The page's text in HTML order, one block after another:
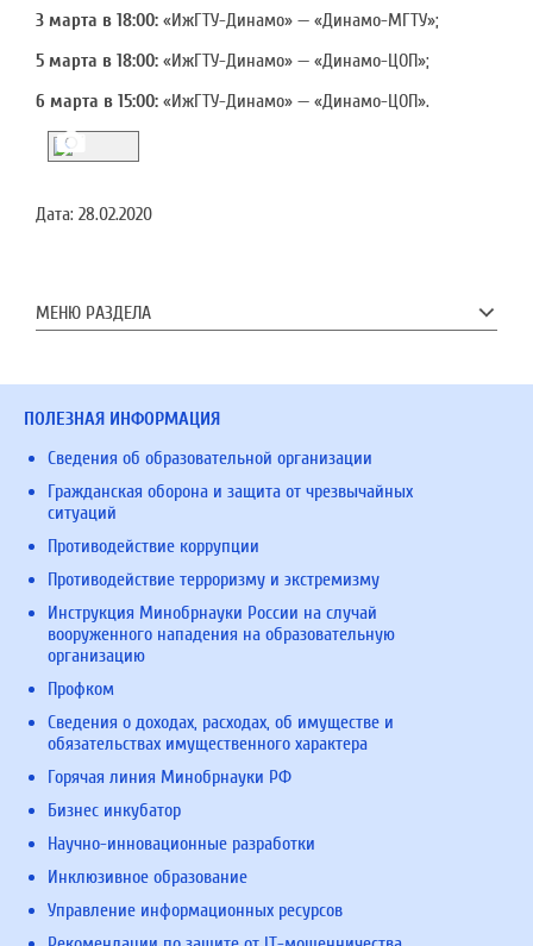
3 марта в 18:00: «ИжГТУ-Динамо» — «Динамо-МГТУ»;
5 марта в 18:00: «ИжГТУ-Динамо» — «Динамо-ЦОП»;
6 марта в 15:00: «ИжГТУ-Динамо» — «Динамо-ЦОП».
Дата: 28.02.2020
МЕНЮ РАЗДЕЛА
ПОЛЕЗНАЯ ИНФОРМАЦИЯ
Сведения об образовательной организации
Гражданская оборона и защита от чрезвычайных
ситуаций
Противодействие коррупции
Противодействие терроризму и экстремизму
Инструкция Минобрнауки России на случай
вооруженного нападения на образовательную
организацию
Профком
Сведения о доходах, расходах, об имуществе и
обязательствах имущественного характера
Горячая линия Минобрнауки РФ
Бизнес инкубатор
Научно-инновационные разработки
Инклюзивное образование
Управление информационных ресурсов